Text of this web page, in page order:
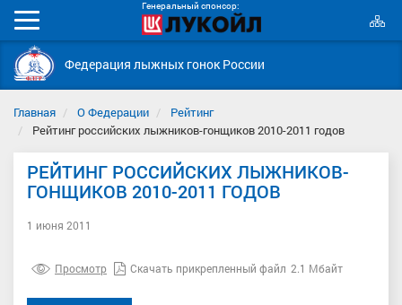
Генеральный спонсор:
Мобильное
меню
Федерация лыжных гонок России
Главная О Федерации
Рейтинг
Рейтинг российских лыжников-гонщиков 2010-2011 годов
РЕЙТИНГ РОССИЙСКИХ ЛЫЖНИКОВ-
ГОНЩИКОВ 2010-2011 ГОДОВ
1 июня 2011
Просмотр Скачать прикрепленный файл 2.1 Мбайт